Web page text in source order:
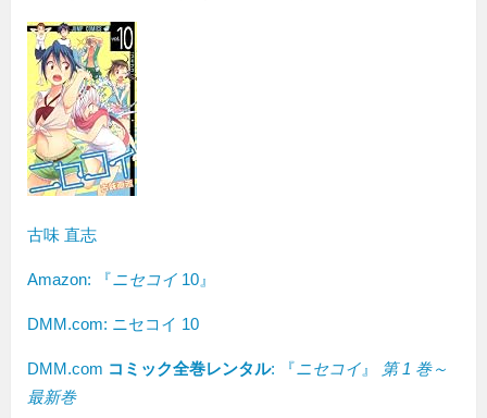
古味 直志
Amazon: 『ニセコイ 10』
DMM.com: ニセコイ 10
DMM.com コミック全巻レンタル: 『ニセコイ 』
第 1 巻～
最新巻